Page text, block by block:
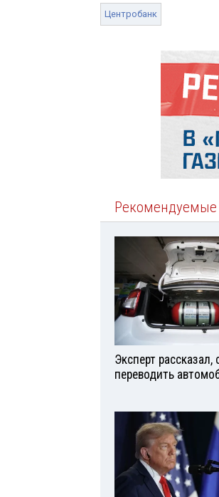
Центробанк
Эксперт рассказал,
переводить